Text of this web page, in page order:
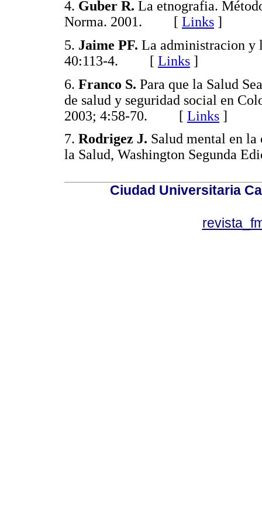
4. Guber R. La etnografia.
Norma. 2001. [ Links ]
5. Jaime PF. La administracion y
40:113-4. [ Links ]
6. Franco S. Para que la Salud
de salud y seguridad social en
2003; 4:58-70. [ Links ]
7. Rodrigez J. Salud mental en la
la Salud, Washington
Ciudad Universitaria